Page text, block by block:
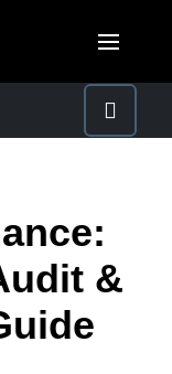
(English)
&